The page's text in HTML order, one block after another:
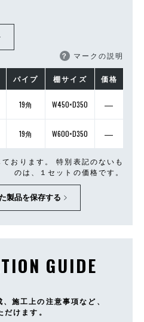
？ マークの説明
パイプ 棚サイズ 価格
19角 W450×D350 ―
19角 W600×D350 ―
おります。 特別表記のないも
のは、１セットの価格です。
製品を保存する
GUIDE
施工上の注意事項など、
けます。